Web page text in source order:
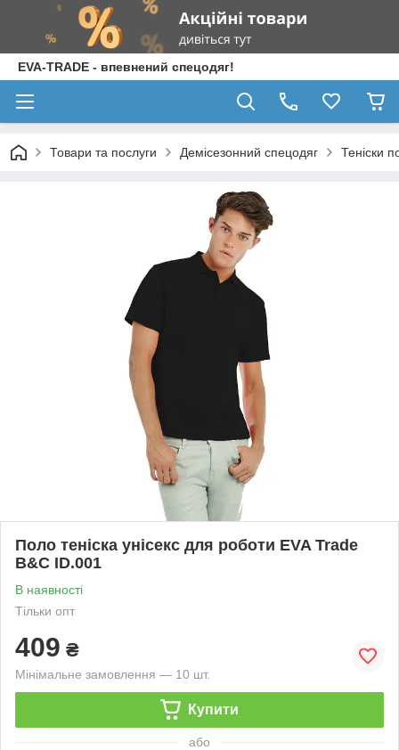
EVA-TRADE - впевнений спецодяг!
Товари та послуги Демісезонний спецодяг Теніски
Поло теніска унісекс для роботи EVA Trade
B&C ID.001
В наявності
Тільки опт
409 ₴
Мінімальне замовлення — 10 шт.
Купити
або